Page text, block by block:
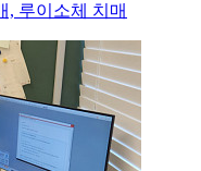
, 루이소체 치매